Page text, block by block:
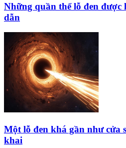
Những quần thể lỗ đen được
dẫn
Một lỗ đen khá gần như cửa
khai